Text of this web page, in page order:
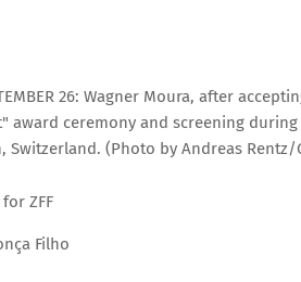
26: Wagner Moura, after
award ceremony and screening
Switzerland. (Photo by Andreas Rentz/
ZFF
Filho